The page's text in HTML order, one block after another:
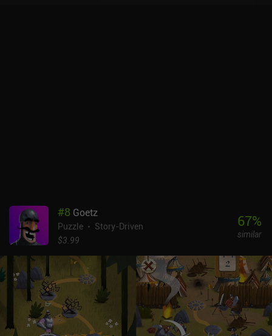
#8 Goetz
Puzzle
Story-Driven
$3.99
67%
similar